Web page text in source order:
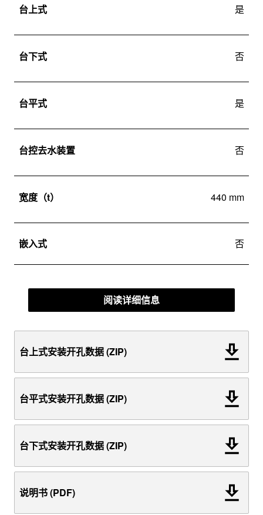
台上式 是
台下式 否
台平式 是
台控去水装置 否
宽度（t） 440 mm
嵌入式 否
阅读详细信息
台上式安装开孔数据 (ZIP)
台平式安装开孔数据 (ZIP)
台下式安装开孔数据 (ZIP)
说明书 (PDF)